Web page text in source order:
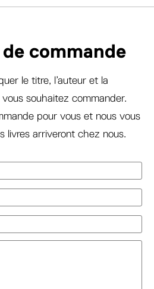
commande
le titre, l’auteur et la
souhaitez commander.
pour vous et nous vous
livres arriveront chez nous.